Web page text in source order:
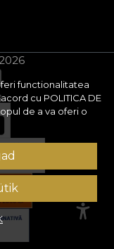
functionalitatea
cu POLITICA DE
de a va oferi o